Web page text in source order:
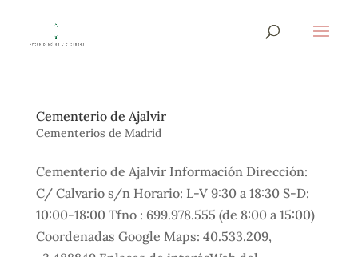
Cementerio de Ajalvir
Cementerios de Madrid
Cementerio de Ajalvir Información Dirección:
C/ Calvario s/n Horario: L-V 9:30 a 18:30 S-D:
10:00-18:00 Tfno : 699.978.555 (de 8:00 a 15:00)
Coordenadas Google Maps: 40.533.209,